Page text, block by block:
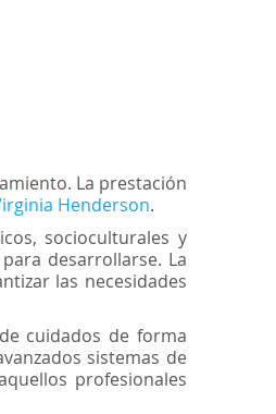
La prestación
Henderson.
socioculturales y
desarrollarse. La
las necesidades
cuidados de forma
sistemas de
profesionales